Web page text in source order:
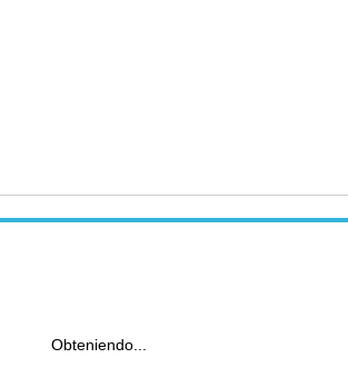
Obteniendo...